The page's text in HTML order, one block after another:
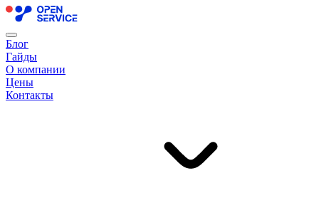
Блог
Гайды
О компании
Цены
Контакты